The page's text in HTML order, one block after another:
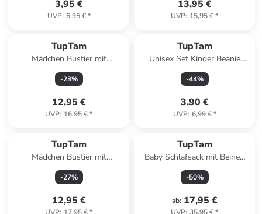
3,95 €
UVP: 6,95 €*
13,95 €
UVP: 15,95 €*
TupTam
Mädchen Bustier mit
Spaghettiträger 5er Pack in
schwarz
-23%
12,95 €
UVP: 16,95 €*
TupTam
Unisex Set Kinder Beanie
Mütze Schlauchschal in
grün/blau
-44%
3,90 €
UVP: 6,99 €*
TupTam
Mädchen Bustier mit
Spaghettiträger 5er Pack in
blau
-27%
12,95 €
TupTam
Baby Schlafsack mit Beinen
und Ärmel ganzjährig in weiß
Modell 4
-50%
ab: 17,95 €